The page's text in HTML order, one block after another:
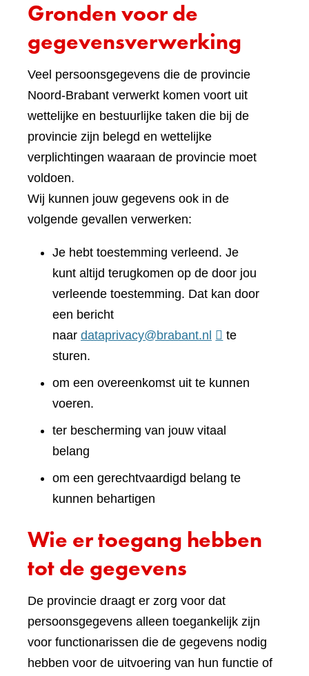
Gronden voor de
gegevensverwerking
Veel persoonsgegevens die de provincie
Noord-Brabant verwerkt komen voort uit
wettelijke en bestuurlijke taken die bij de
provincie zijn belegd en wettelijke
verplichtingen waaraan de provincie moet
voldoen.
Wij kunnen jouw gegevens ook in de
volgende gevallen verwerken:
Je hebt toestemming verleend. Je
kunt altijd terugkomen op de door jou
verleende toestemming. Dat kan door
een bericht
naar dataprivacy@brabant.nl
te
sturen.
om een overeenkomst uit te kunnen
voeren.
ter bescherming van jouw vitaal
belang
om een gerechtvaardigd belang te
kunnen behartigen
Wie er toegang hebben
tot de gegevens
De provincie draagt er zorg voor dat
persoonsgegevens alleen toegankelijk zijn
voor functionarissen die de gegevens nodig
hebben voor de uitvoering van hun functie of